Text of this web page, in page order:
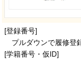
[登録番号]
プルダウンで履修登
[学籍番号・仮ID]